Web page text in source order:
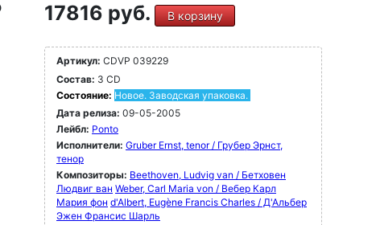
17816 руб. В корзину
Артикул: CDVP 039229
Состав: 3 CD
Состояние: Новое. Заводская упаковка.
Дата релиза: 09-05-2005
Лейбл: Ponto
Исполнители: Gruber Ernst, tenor / Грубер Эрнст,
тенор
Композиторы: Beethoven, Ludvig van / Бетховен
Людвиг ван Weber, Carl Maria von / Вебер Карл
Мария фон d'Albert, Eugène Francis Charles / Д'Альбер
Эжен Франсис Шарль